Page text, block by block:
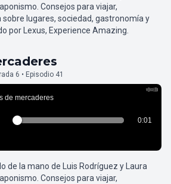
Consejos para viajar,
lugares, sociedad, gastronomía y
por Lexus, Experience Amazing.
6 • Episodio 41
de la mano de Luis Rodríguez y Laura
Consejos para viajar,